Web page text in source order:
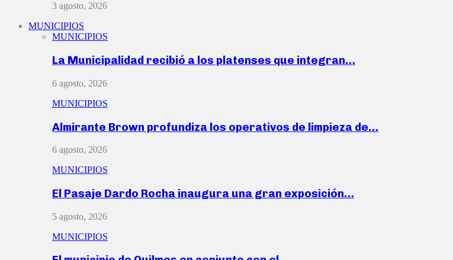
3 agosto, 2026
MUNICIPIOS
MUNICIPIOS
La Municipalidad recibió a los platenses que integran…
6 agosto, 2026
MUNICIPIOS
Almirante Brown profundiza los operativos de limpieza de…
6 agosto, 2026
MUNICIPIOS
El Pasaje Dardo Rocha inaugura una gran exposición…
5 agosto, 2026
MUNICIPIOS